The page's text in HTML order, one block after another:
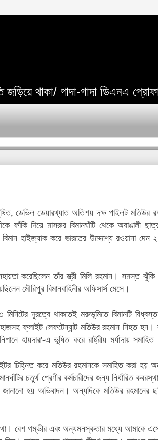
জড়িয়ে থাকা/ গাদা-গাদা ডিএনএ
ডেভিল ডেয়ারখ্যাত অতিশয় দক্ষ পাইলট মতিউর
ফাঁকি দিয়ে মাসরুর বিমানঘাঁটি থেকে অবাঙালী
হাইজ্যাক করে ভারতের উদ্দেশ্যে রওয়ানা
করেছিলেন তাঁর স্ত্রী মিলি রহমান। সমস্ত ঝুঁকি
মৌরিপুর বিমানবাহিনীর অফিসার্স মেসে।
মিনিটের দূরত্বে থাকতেই মরুভূমিতে বিমানটি
ফ্লাইট লেফটেন্যান্ট মতিউর রহমান নিহত হন।
হায়দার'-এ ভূষিত করে রাষ্ট্রীয় মর্যাদায়
চিহ্নিত করে মতিউর রহমানকে সমাহিত করা হয়
চতুর্থ শ্রেণীর কর্মচারীদের জন্য নির্ধারিত
হয় অভিবাদন। অন্যদিকে মতিউর রহমানের ছবি
বেশ গম্ভীর এবং অন্যমনস্কতার মধ্যে আমাকে